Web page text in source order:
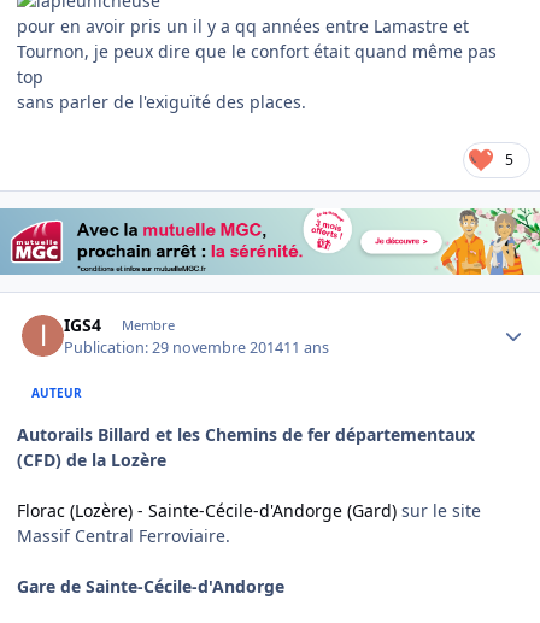
pour en avoir pris un il y a qq années entre Lamastre et
Tournon, je peux dire que le confort était quand même pas
top
sans parler de l'exiguïté des places.
5
IGS4 Membre
Publication:29 novembre 201411 ans
AUTEUR
Autorails Billard et les Chemins de fer départementaux
(CFD) de la Lozère
Florac (Lozère) - Sainte-Cécile-d'Andorge (Gard) sur le site
Massif Central Ferroviaire.
Gare de Sainte-Cécile-d'Andorge